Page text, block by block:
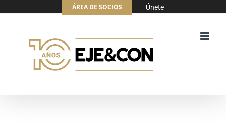
contenido
ÁREA DE SOCIOS Únete